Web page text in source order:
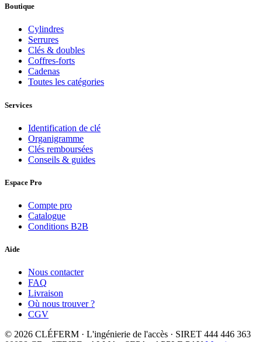
Boutique
Cylindres
Serrures
Clés & doubles
Coffres-forts
Cadenas
Toutes les catégories
Services
Identification de clé
Organigramme
Clés remboursées
Conseils & guides
Espace Pro
Compte pro
Catalogue
Conditions B2B
Aide
Nous contacter
FAQ
Livraison
Où nous trouver ?
CGV
© 2026 CLÉFERM · L'ingénierie de l'accès · SIRET 444 446 363